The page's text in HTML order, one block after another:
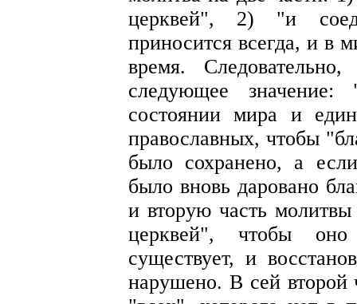
церквей", 2) "и
приносится всегда, и в
время.
следующее
состоянии мира и
православных, чтобы
было сохранено, а
было вновь даровано
и вторую часть
церквей", чтобы оно
существует, и
нарушено. В сей второй